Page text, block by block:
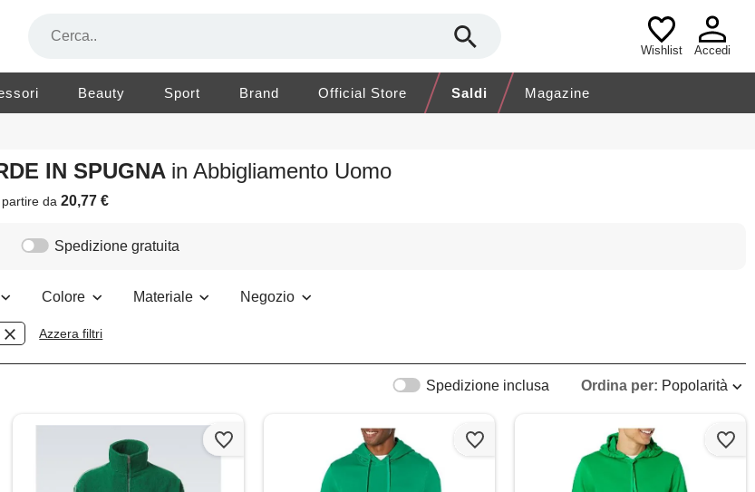
Wishlist Accedi
Beauty Sport Brand Official Store Saldi Magazine
IN SPUGNA in Abbigliamento Uomo
partire da20,77 €
Spedizione gratuita
Colore Materiale Negozio
Azzera filtri
Ordina per: Popolarità
Spedizione inclusa